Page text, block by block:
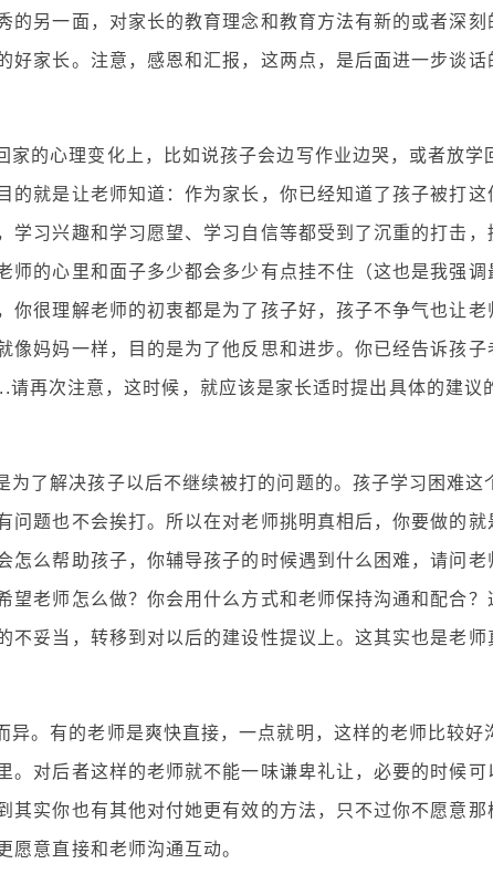
的另一面，对家长的教育理念和教育方法有新的或者深刻
好家长。注意，感恩和汇报，这两点，是后面进一步谈话
的心理变化上，比如说孩子会边写作业边哭，或者放学
的就是让老师知道：作为家长，你已经知道了孩子被打这
学习兴趣和学习愿望、学习自信等都受到了沉重的打击，
师的心里和面子多少都会多少有点挂不住（这也是我强调
你很理解老师的初衷都是为了孩子好，孩子不争气也让老
像妈妈一样，目的是为了他反思和进步。你已经告诉孩子
再次注意，这时候，就应该是家长适时提出具体的建议
了解决孩子以后不继续被打的问题的。孩子学习困难这
问题也不会挨打。所以在对老师挑明真相后，你要做的就
怎么帮助孩子，你辅导孩子的时候遇到什么困难，请问老
望老师怎么做？你会用什么方式和老师保持沟通和配合？
不妥当，转移到对以后的建设性提议上。这其实也是老师
。有的老师是爽快直接，一点就明，这样的老师比较好
。对后者这样的老师就不能一味谦卑礼让，必要的时候可
其实你也有其他对付她更有效的方法，只不过你不愿意那
愿意直接和老师沟通互动。